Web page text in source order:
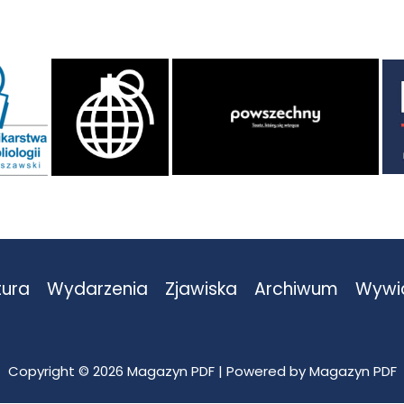
Wydarzenia Zjawiska Archiwum
Copyright © 2026 Magazyn PDF | Powered by Magazyn PDF